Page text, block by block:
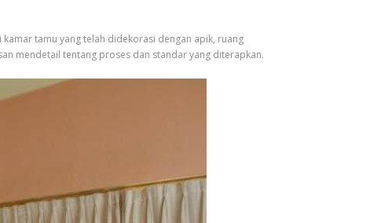
tamu yang telah didekorasi dengan apik, ruang
mendetail tentang proses dan standar yang diterapkan.